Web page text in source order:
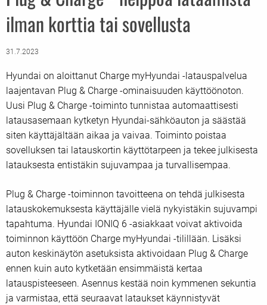
ilman korttia tai sovellusta
31.7.2023
Hyundai on aloittanut Charge myHyundai -latauspalvelua
laajentavan Plug & Charge -ominaisuuden käyttöönoton.
Uusi Plug & Charge -toiminto tunnistaa automaattisesti
latausasemaan kytketyn Hyundai-sähköauton ja säästää
siten käyttäjältään aikaa ja vaivaa. Toiminto poistaa
sovelluksen tai latauskortin käyttötarpeen ja tekee julkisesta
latauksesta entistäkin sujuvampaa ja turvallisempaa.
Plug & Charge -toiminnon tavoitteena on tehdä julkisesta
latauskokemuksesta käyttäjälle vielä nykyistäkin sujuvampi
tapahtuma. Hyundai IONIQ 6 -asiakkaat voivat aktivoida
toiminnon käyttöön Charge myHyundai -tilillään. Lisäksi
auton keskinäytön asetuksista aktivoidaan Plug & Charge
ennen kuin auto kytketään ensimmäistä kertaa
latauspisteeseen. Asennus kestää noin kymmenen sekuntia
ja varmistaa, että seuraavat lataukset käynnistyvät